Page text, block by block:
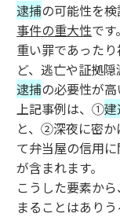
逮捕の可能性を
事件の重大性です。
重い罪であった
ど、逃亡や証拠
逮捕の必要性が高
上記事例は、①
と、②深夜に密
て弁当屋の信用
が含まれます。
こうした要素から
まることはありう